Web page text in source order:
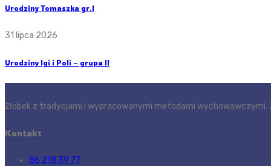
Urodziny Tomaszka gr.I
31 lipca 2026
Urodziny Igi i Poli – grupa II
Żłobek z tradycjami i wypracowanymi metodami wychowawczymi.
Kontakt
86 218 39 77